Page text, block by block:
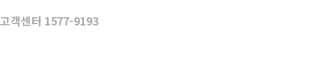
to
고객센터 1577-9193